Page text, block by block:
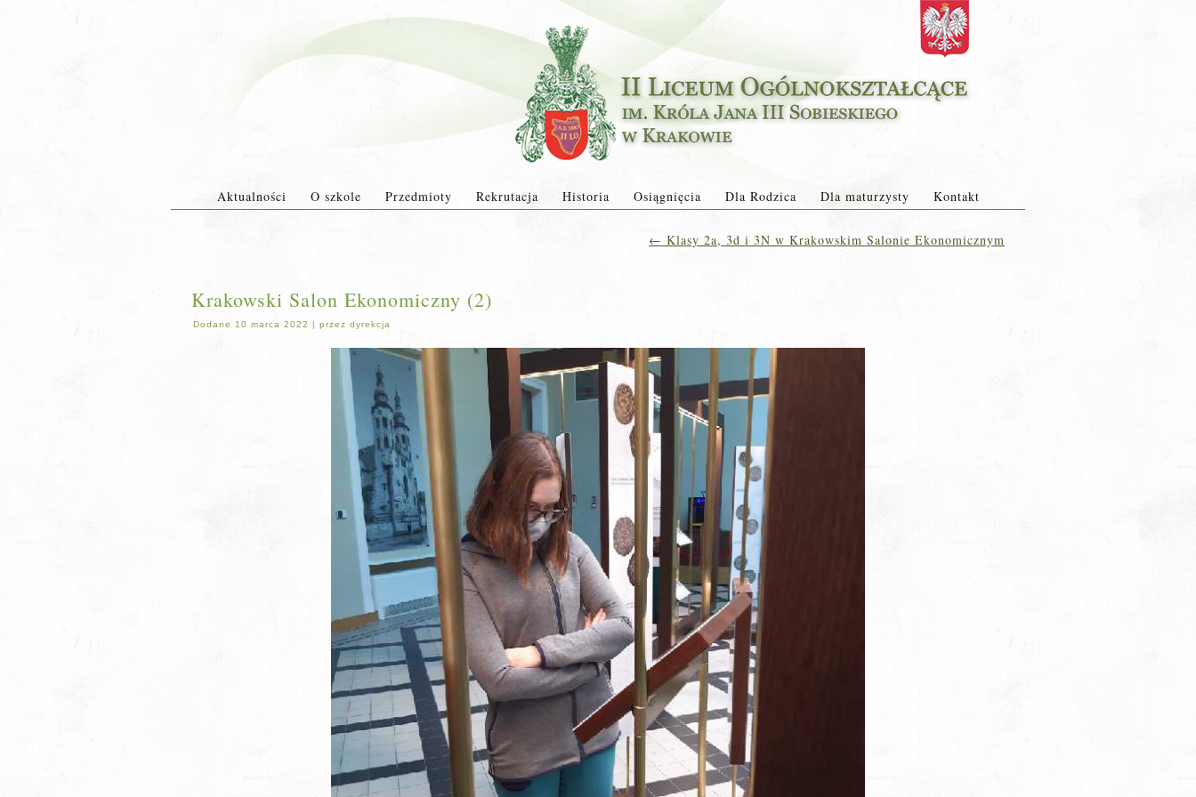
Aktualności O szkole Przedmioty Rekrutacja Historia Osiągnięcia Dla Rodzica Dla maturzysty Kontakt
← Klasy 2a, 3d i 3N w Krakowskim Salonie Ekonomicznym
Krakowski Salon Ekonomiczny (2)
Dodane 10 marca 2022 | przez dyrekcja